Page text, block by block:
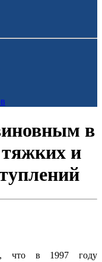
в
и
что в 1997 году